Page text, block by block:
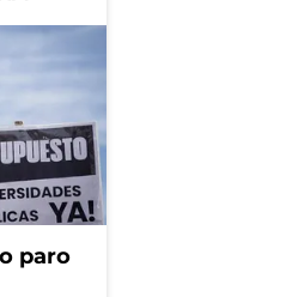
paro